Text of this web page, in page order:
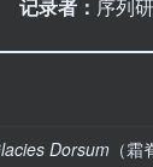
记录者： 序列
Dorsum （霜